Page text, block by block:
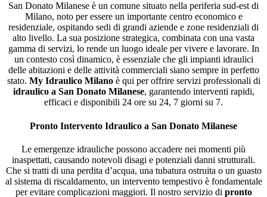
San Donato Milanese è un comune situato nella periferia sud-est di
Milano, noto per essere un importante centro economico e
residenziale, ospitando sedi di grandi aziende e zone residenziali di
alto livello. La sua posizione strategica, combinata con una vasta
gamma di servizi, lo rende un luogo ideale per vivere e lavorare. In
un contesto così dinamico, è essenziale che gli impianti idraulici
delle abitazioni e delle attività commerciali siano sempre in perfetto
stato. My Idraulico Milanoè qui per offrire servizi professionali di
idraulico a San Donato Milanese, garantendo interventi rapidi,
efficaci e disponibili 24 ore su 24, 7 giorni su 7.
Pronto Intervento Idraulico a San Donato Milanese
Le emergenze idrauliche possono accadere nei momenti più
inaspettati, causando notevoli disagi e potenziali danni strutturali.
Che si tratti di una perdita d’acqua, una tubatura ostruita o un guasto
al sistema di riscaldamento, un intervento tempestivo è fondamentale
per evitare complicazioni maggiori. Il nostro servizio di pronto